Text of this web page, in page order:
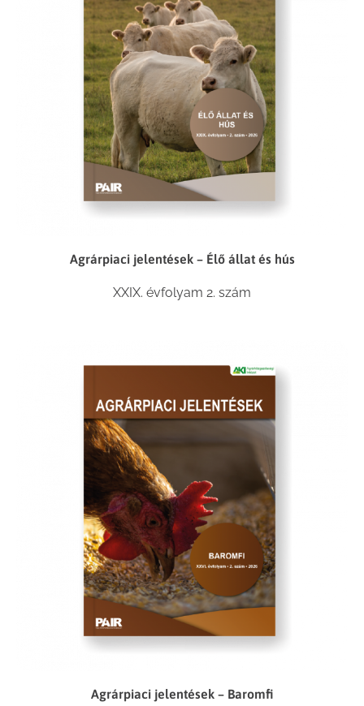
Agrárpiaci jelentések – Élő állat és hús
XXIX. évfolyam 2. szám
Agrárpiaci jelentések – Baromfi